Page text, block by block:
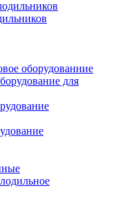
оборудованние
для